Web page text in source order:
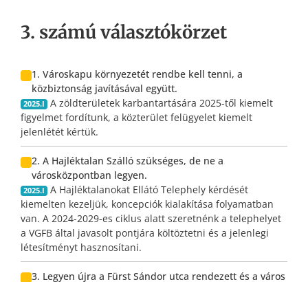
3. számú választókörzet
1. Városkapu környezetét rendbe kell tenni, a
közbiztonság javításával együtt.
2025.I
A zöldterületek karbantartására 2025-től kiemelt
figyelmet fordítunk, a közterület felügyelet kiemelt
jelenlétét kértük.
2. A Hajléktalan Szálló szükséges, de ne a
városközpontban legyen.
2025.I
A Hajléktalanokat Ellátó Telephely kérdését
kiemelten kezeljük, koncepciók kialakítása folyamatban
van. A 2024-2029-es ciklus alatt szeretnénk a telephelyet
a VGFB által javasolt pontjára költöztetni és a jelenlegi
létesítményt hasznosítani.
3. Legyen újra a Fürst Sándor utca rendezett és a város